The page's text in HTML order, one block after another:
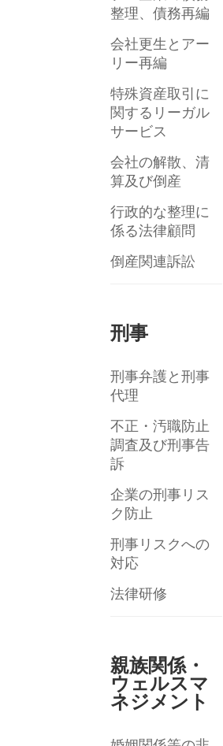
整理、債務再編
会社更生とアー
リー再編
特殊資産取引に
関するリーガル
サービス
会社の解散、清
算及び倒産
行政的な整理に
係る法律顧問
倒産関連訴訟
刑事
刑事弁護と刑事
代理
不正・汚職防止
調査及び刑事告
訴
企業の刑事リス
ク防止
刑事リスクへの
対応
法律研修
親族関係・
ウェルスマ
ネジメント